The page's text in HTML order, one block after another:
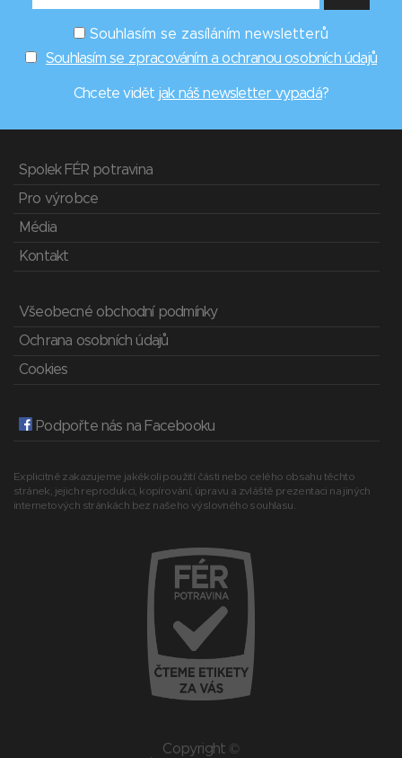
Souhlasím se zasíláním newsletterů
Souhlasím se zpracováním a ochranou osobních údajů
Chcete vidět jak náš newsletter vypadá?
Spolek FÉR potravina
Pro výrobce
Média
Kontakt
Všeobecné obchodní podmínky
Ochrana osobních údajů
Cookies
Podpořte nás na Facebooku
Explicitně zakazujeme jakékoli použití části nebo celého obsahu těchto
stránek, jejich reprodukci, kopírování, úpravu a zvláště prezentaci na jiných
internetových stránkách bez našeho výslovného souhlasu.
Copyright ©